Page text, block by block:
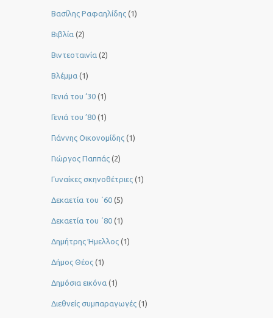
Βασίλης Ραφαηλίδης (1)
Βιβλία (2)
Βιντεοταινία (2)
Βλέμμα (1)
Γενιά του ‘30 (1)
Γενιά του ’80 (1)
Γιάννης Οικονομίδης (1)
Γιώργος Παππάς (2)
Γυναίκες σκηνοθέτριες (1)
Δεκαετία του ΄60 (5)
Δεκαετία του ΄80 (1)
Δημήτρης Ήμελλος (1)
Δήμος Θέος (1)
Δημόσια εικόνα (1)
Διεθνείς συμπαραγωγές (1)